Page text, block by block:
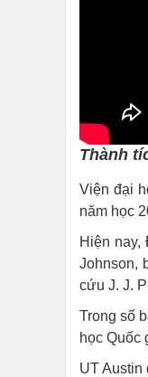
Thành
Viện đại
năm học
Hiện nay,
Johnson,
cứu J. J.
Trong số
học Quốc
UT Austin